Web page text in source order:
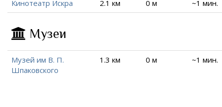
Кинотеатр Искра
2.1 км 0 м ~1 мин.
Музеи
Музей им В. П.
Шпаковского
1.3 км 0 м ~1 мин.